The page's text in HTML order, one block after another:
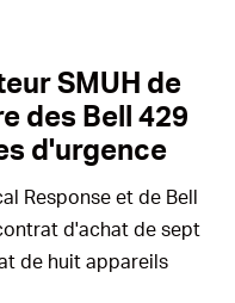
SMUH de
des Bell 429
d'urgence
Response et de Bell
d'achat de sept
de huit appareils